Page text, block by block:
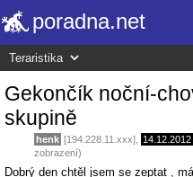
poradna.net
Gekončík noční-
skupině
henk [194.228.11.xxx], 14.12.2012
zobrazení)
Dobrý den chtěl jsem se zeptat ,